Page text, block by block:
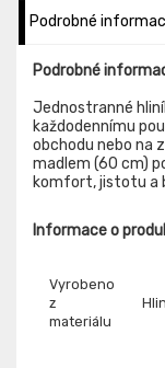
Podrobné
Podrobné
Jednostranné
každodennímu
obchodu nebo na
madlem (60 cm)
komfort, jistotu a
Informace o
Vyrobeno
z
materiálu